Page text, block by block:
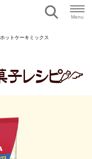
Menu
ホットケーキミックス